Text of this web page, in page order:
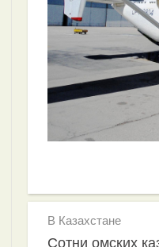
В Казахстане
Сотни омских